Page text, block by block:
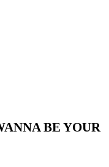
BE YOUR